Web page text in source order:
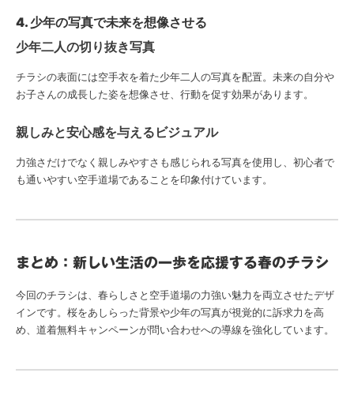
4. 少年の写真で未来を想像させる
少年二人の切り抜き写真
チラシの表面には空手衣を着た少年二人の写真を配置。未来の自分や
お子さんの成長した姿を想像させ、行動を促す効果があります。
親しみと安心感を与えるビジュアル
力強さだけでなく親しみやすさも感じられる写真を使用し、初心者で
も通いやすい空手道場であることを印象付けています。
まとめ：新しい生活の一歩を応援する春のチラシ
今回のチラシは、春らしさと空手道場の力強い魅力を両立させたデザ
インです。桜をあしらった背景や少年の写真が視覚的に訴求力を高
め、道着無料キャンペーンが問い合わせへの導線を強化しています。